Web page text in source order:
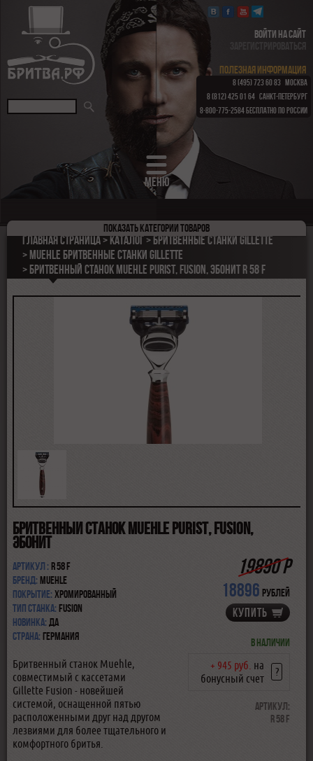
МЕНЮ
ВОЙТИ НА САЙТ
ЗАРЕГИСТРИРОВАТЬСЯ
ПОЛЕЗНАЯ ИНФОРМАЦИЯ
8 (495) 723 60 83 МОСКВА
8 (812) 425 01 64 САНКТ-ПЕТЕРБУРГ
8-800-775-2584 БЕСПЛАТНО ПО РОССИИ
Показатькатегории товаров
ПОДАРОЧНЫЕ НАБОРЫ
ОПАСНЫЕ БРИТВЫ
РЕМНИ
БРИТВЕННЫЕ НАБОРЫ
ПОМАЗКИ
СОВРЕМЕННЫЕ БРИТВЫ
ФУТЛЯРЫ
ДЛЯ БРИТЬЯ
ПОСЛЕ БРИТЬЯ
ДЛЯ БОРОДЫ И УСОВ
ДЛЯ ВОЛОС И ТЕЛА
ПАРФЮМ
ЧАШКИ
Главная страница Каталог
Бритвенные станки Gillette
Muehle Бритвенные станки Gillette
Бритвенный станок MUEHLE PURIST, Fusion, эбонит R 58 F
Бритвенный станок MUEHLE PURIST, Fusion,
эбонит
19890 Р
18896 рублей
КУПИТЬ
В наличии
+ 945 руб. на
бонусный счет
?
Артикул:
R 58 F
Артикул : R 58 F
Бренд: Muehle
Покрытие: хромированный
Тип станка: Fusion
Новинка: да
Страна: Германия
Бритвенный станок Muehle,
совместимый с кассетами
Gillette Fusion - новейшей
системой, оснащенной пятью
расположенными друг над другом
лезвиями для более тщательного и
комфортного бритья.